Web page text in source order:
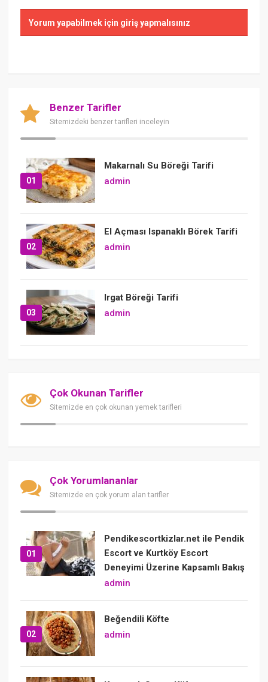
Yorum yapabilmek için giriş yapmalısınız
Benzer Tarifler
Sitemizdeki benzer tarifleri inceleyin
01
Makarnalı Su Böreği Tarifi
admin
02
El Açması Ispanaklı Börek Tarifi
admin
03
Irgat Böreği Tarifi
admin
Çok Okunan Tarifler
Sitemizde en çok okunan yemek tarifleri
Çok Yorumlananlar
Sitemizde en çok yorum alan tarifler
01
Pendikescortkizlar.net ile Pendik
Escort ve Kurtköy Escort
Deneyimi Üzerine Kapsamlı Bakış
admin
02
Beğendili Köfte
admin